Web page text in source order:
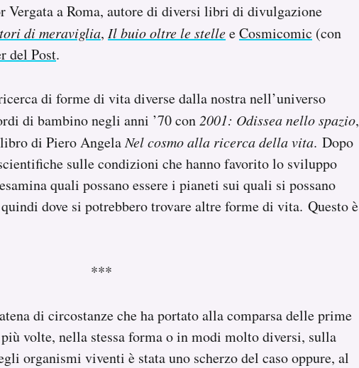
Vergata a Roma, autore di diversi libri di divulgazione
di meraviglia, Il buio oltre le stelleeCosmicomic (con
del Post.
di forme di vita diverse dalla nostra nell’universo
di bambino negli anni ’70 con 2001: Odissea nello spazio,
di Piero AngelaNel cosmo alla ricerca della vita. Dopo
sulle condizioni che hanno favorito lo sviluppo
quali possano essere i pianeti sui quali si possano
dove si potrebbero trovare altre forme di vita. Questo è
***
di circostanze che ha portato alla comparsa delle prime
volte, nella stessa forma o in modi molto diversi, sulla
organismi viventi è stata uno scherzo del caso oppure, al